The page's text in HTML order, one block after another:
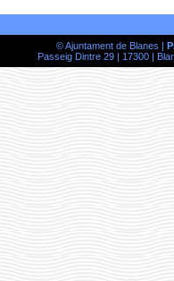
© Ajuntament de Blanes |
Passeig Dintre 29 | 17300 |